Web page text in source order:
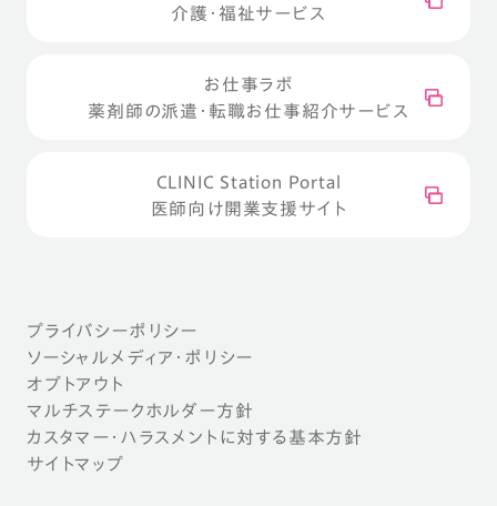
介護・福祉サービス
お仕事ラボ
薬剤師の派遣・転職お仕事紹介サービス
CLINIC Station Portal
医師向け開業支援サイト
プライバシーポリシー
ソーシャルメディア・ポリシー
オプトアウト
マルチステークホルダー方針
カスタマー・ハラスメントに対する基本方針
サイトマップ